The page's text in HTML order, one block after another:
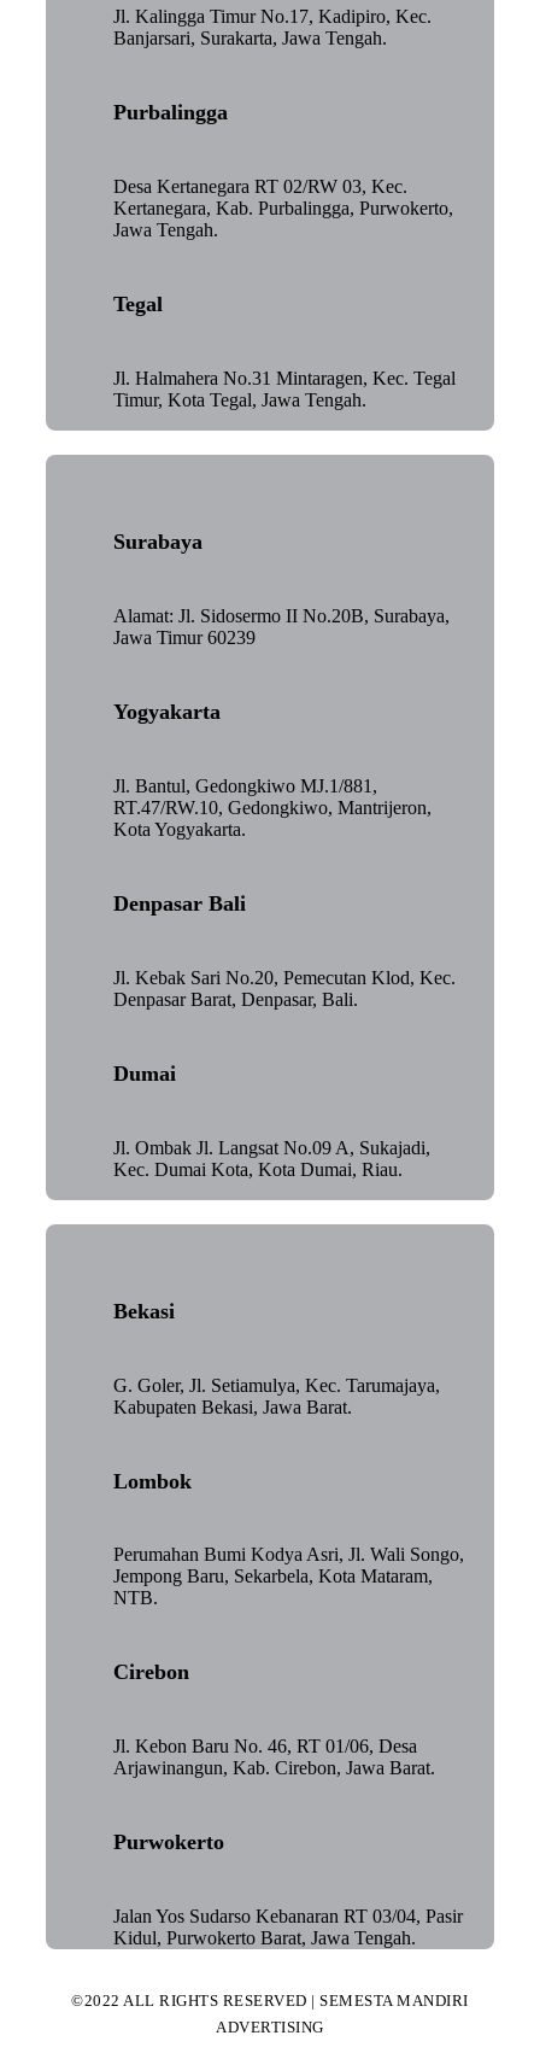
Jl. Kalingga Timur No.17, Kadipiro, Kec.
Banjarsari, Surakarta, Jawa Tengah.
Purbalingga
Desa Kertanegara RT 02/RW 03, Kec.
Kertanegara, Kab. Purbalingga, Purwokerto,
Jawa Tengah.
Tegal
Jl. Halmahera No.31 Mintaragen, Kec. Tegal
Timur, Kota Tegal, Jawa Tengah.
Surabaya
Alamat: Jl. Sidosermo II No.20B, Surabaya,
Jawa Timur 60239
Yogyakarta
Jl. Bantul, Gedongkiwo MJ.1/881,
RT.47/RW.10, Gedongkiwo, Mantrijeron,
Kota Yogyakarta.
Denpasar Bali
Jl. Kebak Sari No.20, Pemecutan Klod, Kec.
Denpasar Barat, Denpasar, Bali.
Dumai
Jl. Ombak Jl. Langsat No.09 A, Sukajadi,
Kec. Dumai Kota, Kota Dumai, Riau.
Bekasi
G. Goler, Jl. Setiamulya, Kec. Tarumajaya,
Kabupaten Bekasi, Jawa Barat.
Lombok
Perumahan Bumi Kodya Asri, Jl. Wali Songo,
Jempong Baru, Sekarbela, Kota Mataram,
NTB.
Cirebon
Jl. Kebon Baru No. 46, RT 01/06, Desa
Arjawinangun, Kab. Cirebon, Jawa Barat.
Purwokerto
Jalan Yos Sudarso Kebanaran RT 03/04, Pasir
Kidul, Purwokerto Barat, Jawa Tengah.
©2022 ALL RIGHTS RESERVED | SEMESTA MANDIRI
ADVERTISING